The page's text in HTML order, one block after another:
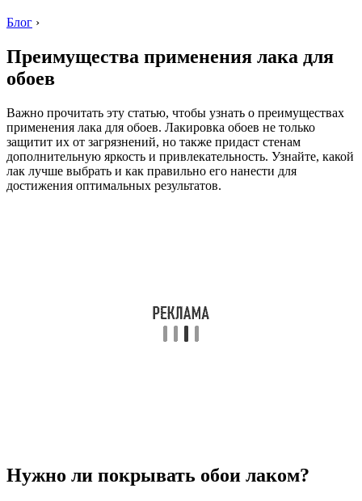
Блог ›
Преимущества применения лака для
обоев
Важно прочитать эту статью, чтобы узнать о преимуществах
применения лака для обоев. Лакировка обоев не только
защитит их от загрязнений, но также придаст стенам
дополнительную яркость и привлекательность. Узнайте, какой
лак лучше выбрать и как правильно его нанести для
достижения оптимальных результатов.
Нужно ли покрывать обои лаком?